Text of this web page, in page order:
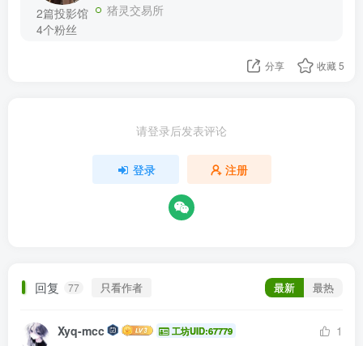
2篇投影馆
4个粉丝
猪灵交易所
分享 收藏5
请登录后发表评论
登录 注册
回复 77 只看作者 最新 最热
Xyq-mcc 工坊UID:67779
1